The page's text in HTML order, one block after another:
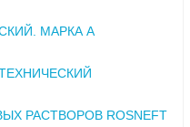
МАРКА А
РАСТВОРОВ ROSNEFT